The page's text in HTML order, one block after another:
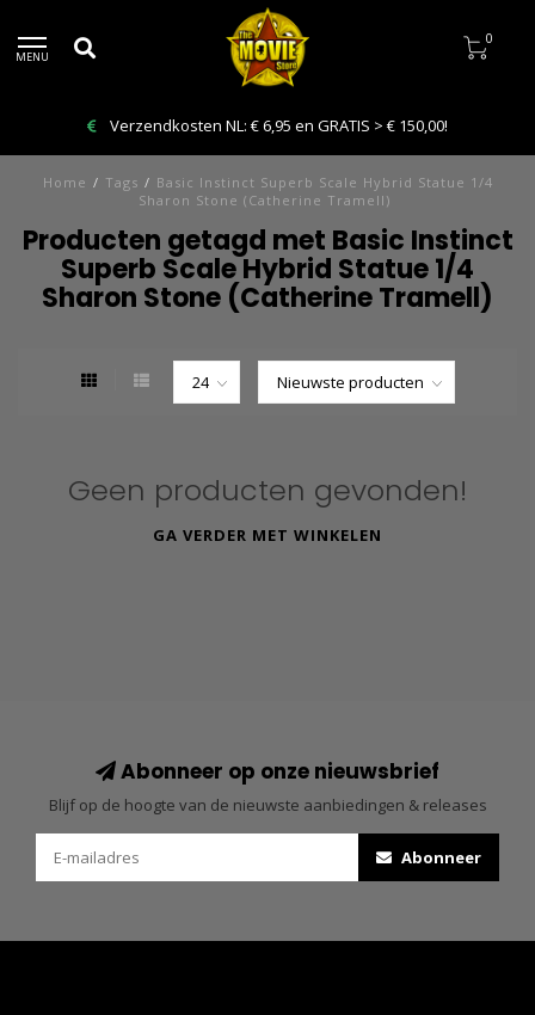
MENU
0
Verzendkosten NL: € 6,95 en GRATIS > € 150,00!
Home / Tags / Basic Instinct Superb Scale Hybrid Statue 1/4
Sharon Stone (Catherine Tramell)
Producten getagd met Basic Instinct
Superb Scale Hybrid Statue 1/4
Sharon Stone (Catherine Tramell)
Geen producten gevonden!
GA VERDER MET WINKELEN
Abonneer op onze nieuwsbrief
Blijf op de hoogte van de nieuwste aanbiedingen & releases
Abonneer